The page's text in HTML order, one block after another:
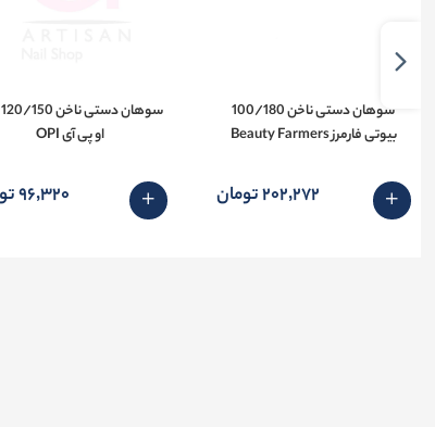
سوهان دستی ناخن 100/180
بیوتی فارمرز Beauty Farmers
202٬272 تومان
او پی آی OPI
96٬320 تومان